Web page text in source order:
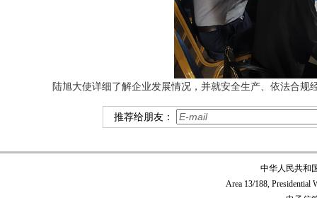
陆旭大使详细了解企业发展情况，并就安全生产、依法合
推荐给朋友：
中华人民共和
Area 13/188, Presidential